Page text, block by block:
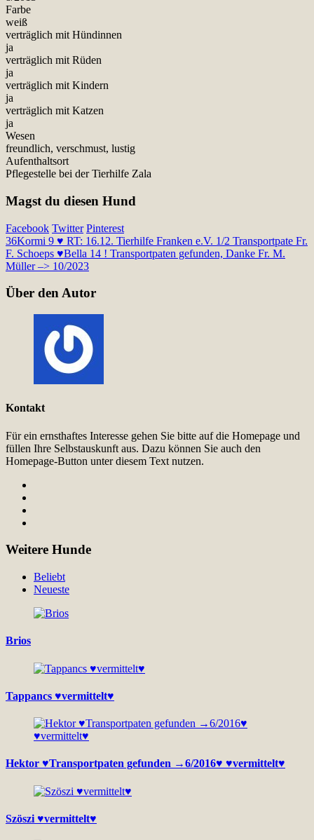
Farbe
weiß
verträglich mit Hündinnen
ja
verträglich mit Rüden
ja
verträglich mit Kindern
ja
verträglich mit Katzen
ja
Wesen
freundlich, verschmust, lustig
Aufenthaltsort
Pflegestelle bei der Tierhilfe Zala
Magst du diesen Hund
Facebook Twitter Pinterest
36Kormi 9 ♥ RT: 16.12. Tierhilfe Franken e.V. 1/2 Transportpate Fr.
F. Schoeps ♥Bella 14 ! Transportpaten gefunden, Danke Fr. M.
Müller –> 10/2023
Über den Autor
Kontakt
Für ein ernsthaftes Interesse gehen Sie bitte auf die Homepage und
füllen Ihre Selbstauskunft aus. Dazu können Sie auch den
Homepage-Button unter diesem Text nutzen.
Weitere Hunde
Beliebt
Neueste
Brios
Tappancs ♥vermittelt♥
Hektor ♥Transportpaten gefunden →6/2016♥ ♥vermittelt♥
Szöszi ♥vermittelt♥